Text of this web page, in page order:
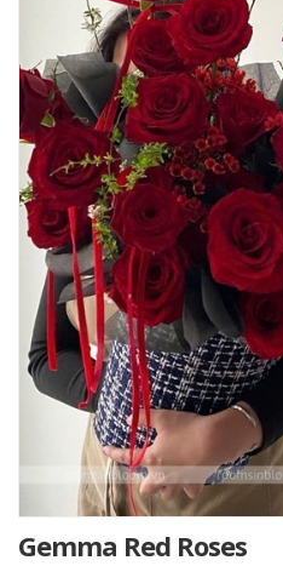
Gemma Red Roses